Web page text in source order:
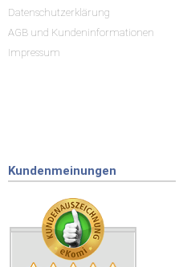
Datenschutzerklärung
AGB und Kundeninformationen
Impressum
Kundenmeinungen